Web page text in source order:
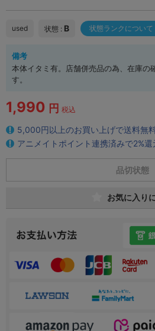
used 状態 : B 状態ランクについて
備考
本体イタミ有。店舗併売品の為、在庫の
す。
1,990 円 税込
5,000円以上のお買い上げで送料無料
アニメイトポイント連携済みで2%還
品切状態
お気に入り